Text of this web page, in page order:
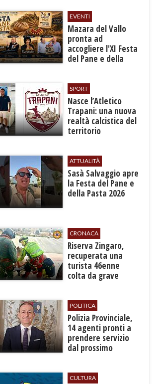
settembre
EVENTI
Mazara del Vallo
pronta ad
accogliere l'XI Festa
del Pane e della
SPORT
Nasce l’Atletico
Trapani: una nuova
realtà calcistica del
territorio
ATTUALITÀ
Sasà Salvaggio apre
la Festa del Pane e
della Pasta 2026
CRONACA
​Riserva Zingaro,
recuperata una
turista 46enne
colta da grave
POLITICA
​Polizia Provinciale,
14 agenti pronti a
prendere servizio
dal prossimo
CULTURA